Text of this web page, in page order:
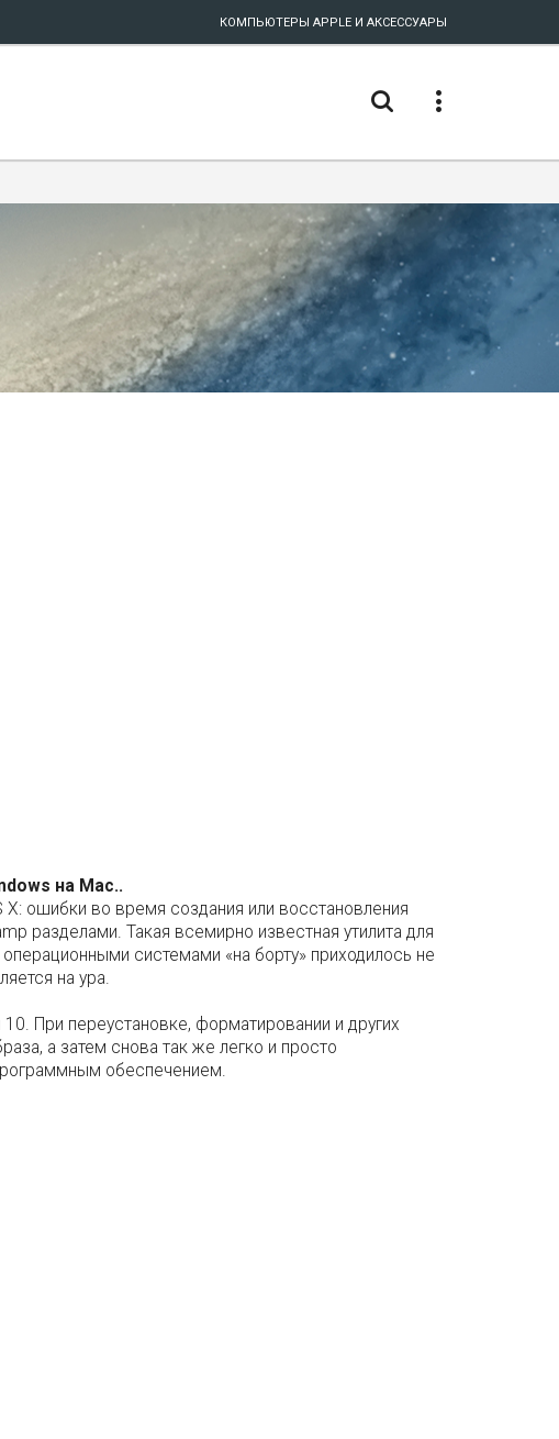
КОМПЬЮТЕРЫ APPLE И АКСЕССУАРЫ
на Mac..
X: ошибки во время создания или восстановления
разделами. Такая всемирно известная утилита для
системами «на борту» приходилось не
на ура.
При переустановке, форматировании и других
а затем снова так же легко и просто
обеспечением.